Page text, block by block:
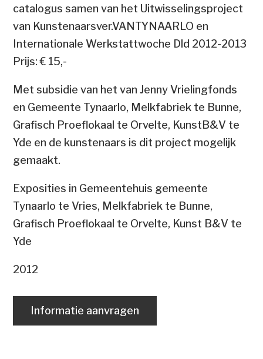
catalogus samen van het Uitwisselingsproject
van Kunstenaarsver.VANTYNAARLO en
Internationale Werkstattwoche Dld 2012-2013
Prijs: € 15,-
Met subsidie van het van Jenny Vrielingfonds
en Gemeente Tynaarlo, Melkfabriek te Bunne,
Grafisch Proeflokaal te Orvelte, KunstB&V te
Yde en de kunstenaars is dit project mogelijk
gemaakt.
Exposities in Gemeentehuis gemeente
Tynaarlo te Vries, Melkfabriek te Bunne,
Grafisch Proeflokaal te Orvelte, Kunst B&V te
Yde
2012
Informatie aanvragen